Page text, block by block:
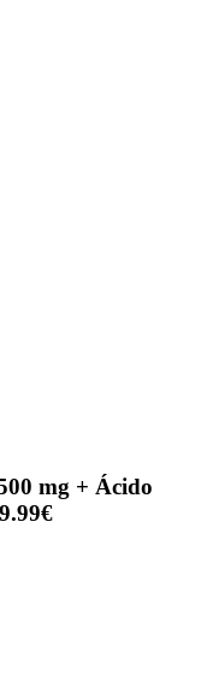
mg + Ácido